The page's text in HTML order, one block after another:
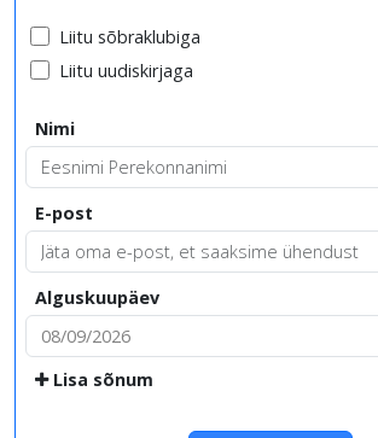
Liitu sõbraklubiga
Liitu uudiskirjaga
Nimi
E-post
Alguskuupäev
Lisa sõnum